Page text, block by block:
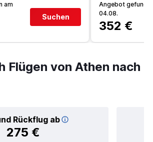
am
Suchen
Angebot
04.08.
352 €
Flügen von Athen nach
Rückflug ab
275 €